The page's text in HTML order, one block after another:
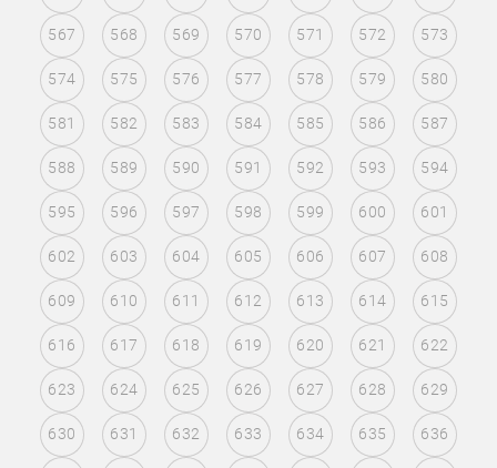
567 568 569 570 571 572 573
574 575 576 577 578 579 580
581 582 583 584 585 586 587
588 589 590 591 592 593 594
595 596 597 598 599 600 601
602 603 604 605 606 607 608
609 610 611 612 613 614 615
616 617 618 619 620 621 622
623 624 625 626 627 628 629
630 631 632 633 634 635 636